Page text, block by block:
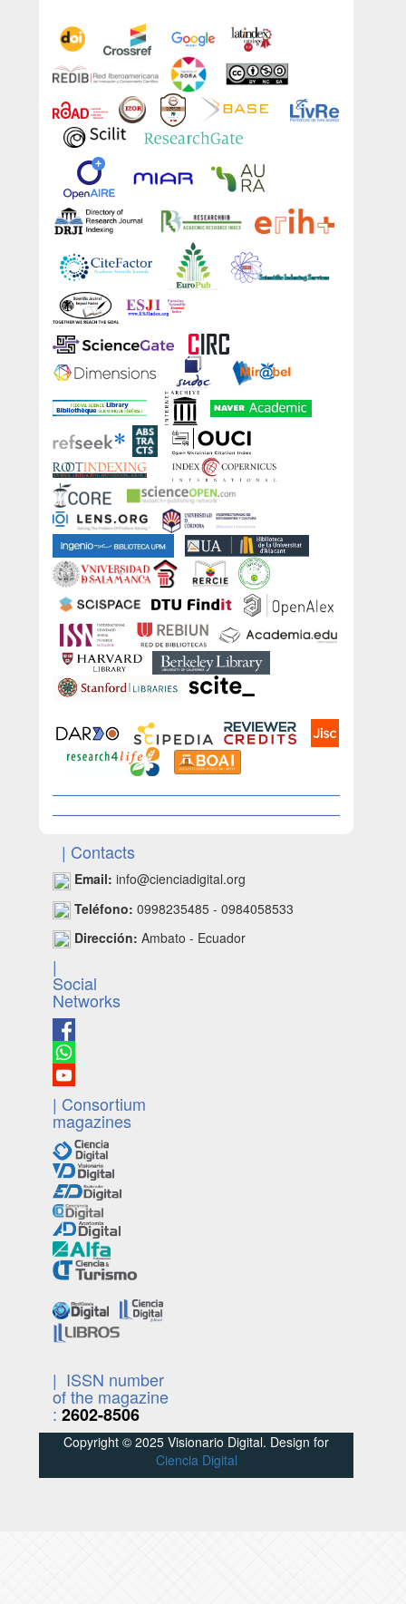
| Contacts
Email: info@cienciadigital.org
Teléfono: 0998235485 - 0984058533
Dirección: Ambato - Ecuador
|
Social
Networks
| Consortium
magazines
| ISSN number
of the magazine
: 2602-8506
Copyright © 2025 Visionario Digital. Design for
Ciencia Digital